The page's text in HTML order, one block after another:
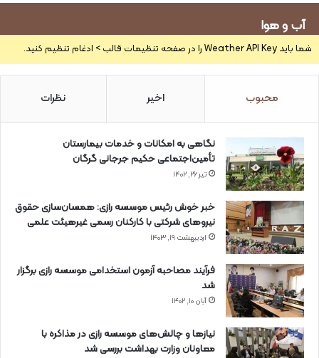
آب و هوا
شما باید Weather API Key را در صفحه تنظیمات قالب > ادغام تنظیم کنید.
محبوب اخیر نظرات
نگاهی به امکانات و خدمات بیمارستان
تأمین‌اجتماعی حکیم جرجانی گرگان
تیر ۲۶, ۱۴۰۲
خبر خوش رئیس موسسه رازی: همسان‌سازی حقوق
نیروهای شرکتی با کارکنان رسمی غیرهیئت علمی
اردیبهشت ۱۹, ۱۴۰۳
فرآیند مصاحبه آزمون استخدامی موسسه رازی برگزار
شد
آبان ۱۰, ۱۴۰۲
نیازها و چالش‌های موسسه رازی در مذاکره با
معاونان وزارت بهداشت بررسی شد